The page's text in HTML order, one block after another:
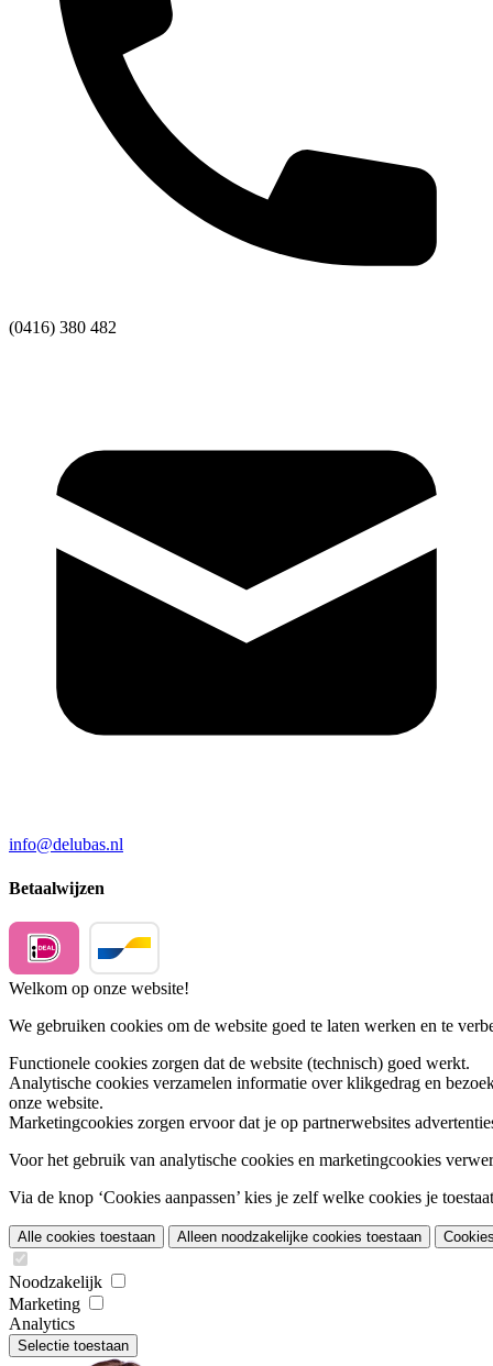
(0416) 380 482
info@delubas.nl
Betaalwijzen
Welkom op onze website!
We gebruiken cookies om de website goed te laten werken en te
Functionele cookies zorgen dat de website (technisch) goed werkt.
Analytische cookies verzamelen informatie over klikgedrag en
onze website.
Marketingcookies zorgen ervoor dat je op partnerwebsites
Voor het gebruik van analytische cookies en marketingcookies
Via de knop ‘Cookies aanpassen’ kies je zelf welke cookies je
Alle cookies toestaan Alleen noodzakelijke cookies toestaan
Noodzakelijk
Marketing
Analytics
Selectie toestaan